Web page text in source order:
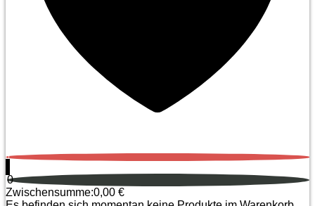
0
0
Zwischensumme:0,00 €